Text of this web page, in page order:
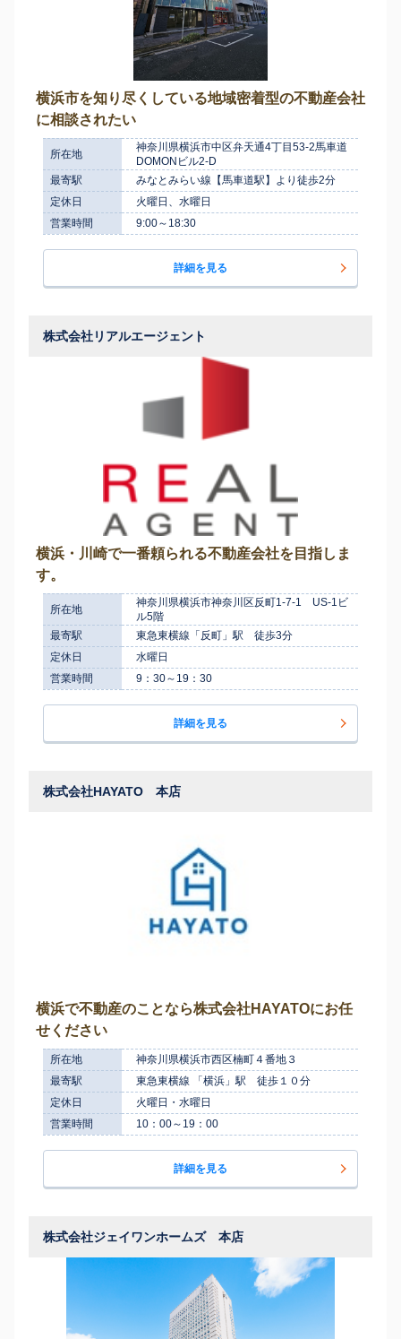
横浜市を知り尽くしている地域密着型の不動産会社
に相談されたい
所在地
神奈川県横浜市中区弁天通4丁目53-2馬車道
DOMONビル2-D
最寄駅
みなとみらい線【馬車道駅】より徒歩2分
定休日
火曜日、水曜日
営業時間
9:00～18:30
詳細を見る
株式会社リアルエージェント
横浜・川崎で一番頼られる不動産会社を目指しま
す。
所在地
神奈川県横浜市神奈川区反町1-7-1 US-1ビ
ル5階
最寄駅
東急東横線「反町」駅 徒歩3分
定休日
水曜日
営業時間
9：30～19：30
詳細を見る
株式会社HAYATO 本店
横浜で不動産のことなら株式会社HAYATOにお任
せください
所在地
神奈川県横浜市西区楠町４番地３
最寄駅
東急東横線 「横浜」駅 徒歩１０分
定休日
火曜日・水曜日
営業時間
10：00～19：00
詳細を見る
株式会社ジェイワンホームズ 本店